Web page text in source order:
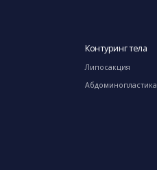
Контуринг тела
Липосакция
Абдоминопластика